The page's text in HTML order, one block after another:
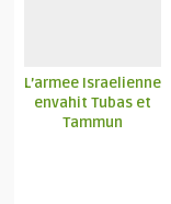
L’armee Israelienne
envahit Tubas et
Tammun